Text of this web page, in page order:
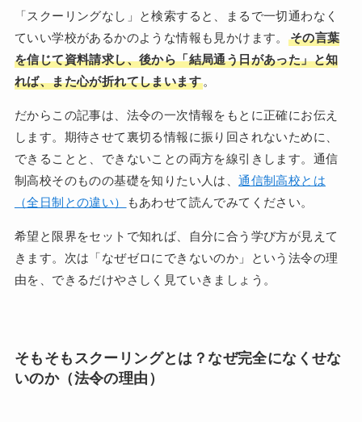
「スクーリングなし」と検索すると、まるで一切通わなく
ていい学校があるかのような情報も見かけます。
その言葉
を信じて資料請求し、後から「結局通う日があった」と知
れば、また心が折れてしまいます。
だからこの記事は、法令の一次情報をもとに正確にお伝え
します。期待させて裏切る情報に振り回されないために、
できることと、できないことの両方を線引きします。通信
制高校そのものの基礎を知りたい人は、通信制高校とは
（全日制との違い）
もあわせて読んでみてください。
希望と限界をセットで知れば、自分に合う学び方が見えて
きます。次は「なぜゼロにできないのか」という法令の理
由を、できるだけやさしく見ていきましょう。
そもそもスクーリングとは？なぜ完全になくせな
いのか（法令の理由）